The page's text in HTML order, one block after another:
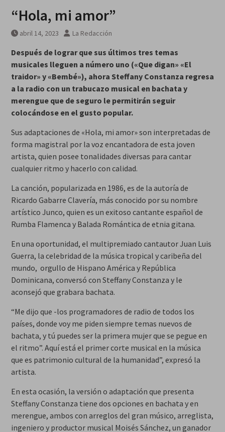
“Hola, mi amor”
abril 14, 2023 La Redacción
Después de lograr que sus últimos tres temas
musicales lleguen a número uno («Que digan» «El
traidor» y «Bembé»), ahora Steffany Constanza regresa
a la radio con un trabucazo musical en bachata y
merengue que de seguro le permitirán seguir
colocándose en el gusto popular.
Sus adaptaciones de «Hola, mi amor» son interpretadas de
forma magistral por la voz encantadora de esta joven
artista, quien posee tonalidades diversas para cantar
cualquier ritmo y hacerlo con calidad.
La canción, popularizada en 1986, es de la autoría de
Ricardo Gabarre Clavería, más conocido por su nombre
artístico Junco, quien es un exitoso cantante español de
Rumba Flamenca y Balada Romántica de etnia gitana.
En una oportunidad, el multipremiado cantautor Juan Luis
Guerra, la celebridad de la música tropical y caribeña del
mundo, orgullo de Hispano América y República
Dominicana, conversó con Steffany Constanza y le
aconsejó que grabara bachata.
“Me dijo que -los programadores de radio de todos los
países, donde voy me piden siempre temas nuevos de
bachata, y tú puedes ser la primera mujer que se pegue en
el ritmo”. Aquí está el primer corte musical en la música
que es patrimonio cultural de la humanidad”, expresó la
artista.
En esta ocasión, la versión o adaptación que presenta
Steffany Constanza tiene dos opciones en bachata y en
merengue, ambos con arreglos del gran músico, arreglista,
ingeniero y productor musical Moisés Sánchez, un ganador